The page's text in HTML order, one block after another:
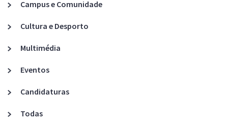
Campus e Comunidade
Cultura e Desporto
Multimédia
Eventos
Candidaturas
Todas